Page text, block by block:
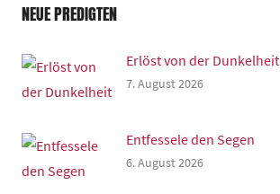
NEUE PREDIGTEN
Erlöst von der Dunkelheit
7. August 2026
Entfessele den Segen
6. August 2026